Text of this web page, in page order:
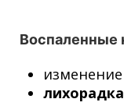
Воспаленные
лихорадка